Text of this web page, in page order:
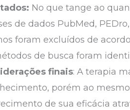
No que tange ao
de dados PubMed,
foram excluídos de
de busca foram
finais: A terapia
porém ao
de sua eficácia